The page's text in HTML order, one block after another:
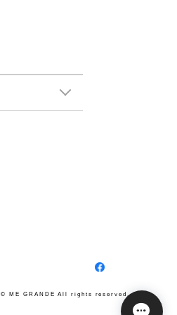
© ME GRANDE All rights reserved.